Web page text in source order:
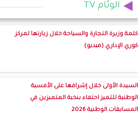
الوئام TV
كلمة وزيرة التجارة والسياحة خلال زيارتها لمركز
كوري الإداري (فيديو)
السيدة الأولى خلال إشرافها على الأمسية
الوطنية للتميز احتفاء بنخبة المتميزين في
المسابقات الوطنية 2026